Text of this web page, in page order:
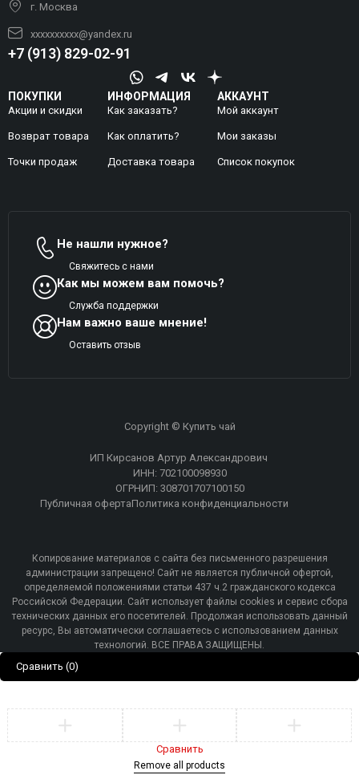
г. Москва
xxxxxxxxxx@yandex.ru
+7 (913) 829-02-91
ПОКУПКИ
Акции и скидки
Возврат товара
Точки продаж
ИНФОРМАЦИЯ
Как заказать?
Как оплатить?
Доставка товара
АККАУНТ
Мой аккаунт
Mои заказы
Список покупок
Не нашли нужное?
Свяжитесь с нами
Как мы можем вам помочь?
Служба поддержки
Нам важно ваше мнение!
Оставить отзыв
Copyright © Купить чай
ИП Кирсанов Артур Александрович
ИНН: 702100098930
ОГРНИП: 308701707100150
Публичная офертаПолитика конфиденциальности
Копирование материалов с сайта без письменного разрешения
администрации запрещено! Сайт не является публичной офертой,
определяемой положениями статьи 437 ч.2 гражданского кодекса
Российской Федерации. Сайт использует файлы cookies и сервис сбора
технических данных его посетителей. Продолжая использовать данный
ресурс, Вы автоматически соглашаетесь с использованием данных
технологий. ВСЕ ПРАВА ЗАЩИЩЕНЫ.
Сравнить (0)
Сравнить
Remove all products